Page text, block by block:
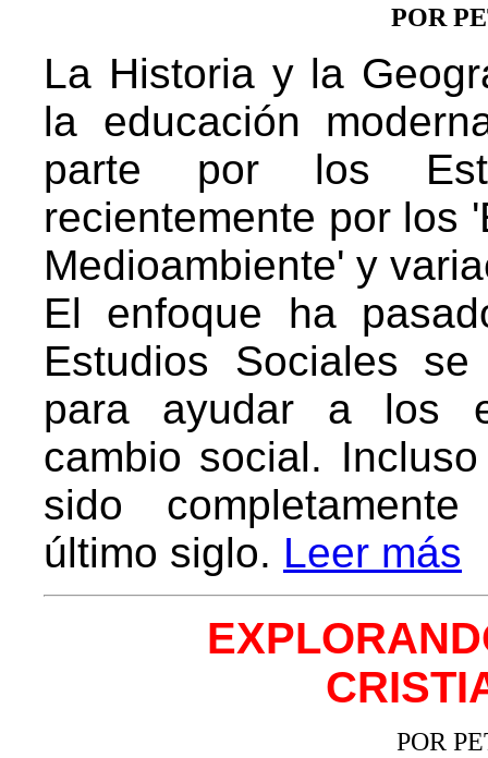
POR
La Historia y la
la educación
parte por los
recientemente por los
Medioambiente' y
El enfoque ha
Estudios Sociales
para ayudar a los
cambio social.
sido
último siglo. Leer más
POR